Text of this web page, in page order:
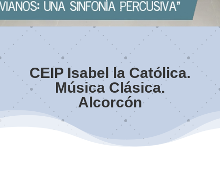
CEIP Isabel la Católica.
Música Clásica.
Alcorcón